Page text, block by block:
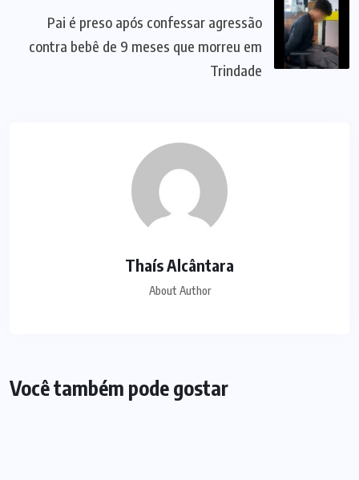
Pai é preso após confessar agressão
contra bebê de 9 meses que morreu em
Trindade
Thaís Alcântara
About Author
Você também pode gostar